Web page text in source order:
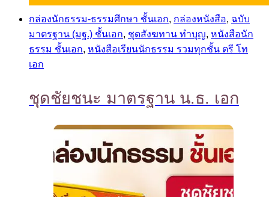
กล่องนักธรรม-ธรรมศึกษา ชั้นเอก, กล่องหนังสือ, ฉบับ
มาตรฐาน (มฐ.) ชั้นเอก, ชุดสังฆทาน ทำบุญ, หนังสือนัก
ธรรม ชั้นเอก, หนังสือเรียนนักธรรม รวมทุกชั้น ตรี โท
เอก
ชุดชัยชนะ มาตรฐาน น.ธ. เอก